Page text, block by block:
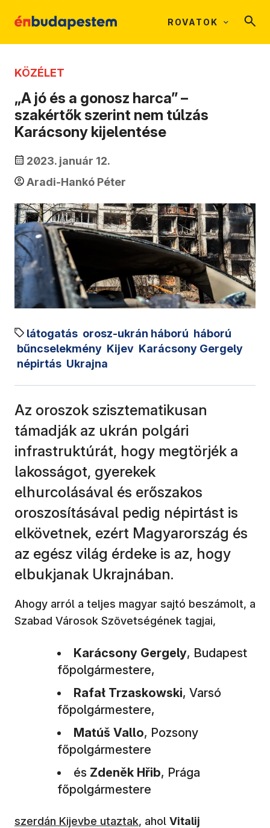
ROVATOK
KÖZÉLET
„A jó és a gonosz harca” –
szakértők szerint nem túlzás
Karácsony kijelentése
2023. január 12.
Aradi-Hankó Péter
látogatás orosz-ukrán háború háború
bűncselekmény Kijev Karácsony Gergely
népirtás Ukrajna
Az oroszok szisztematikusan
támadják az ukrán polgári
infrastruktúrát, hogy megtörjék a
lakosságot, gyerekek
elhurcolásával és erőszakos
oroszosításával pedig népirtást is
elkövetnek, ezért Magyarország és
az egész világ érdeke is az, hogy
elbukjanak Ukrajnában.
Ahogy arról a teljes magyar sajtó beszámolt, a
Szabad Városok Szövetségének tagjai,
Karácsony Gergely, Budapest
főpolgármestere,
Rafał Trzaskowski, Varsó
főpolgármestere,
Matúš Vallo, Pozsony
főpolgármestere
és Zdeněk Hřib, Prága
főpolgármestere
(új ablakban nyílik meg)
szerdán Kijevbe utaztak, ahol Vitalij